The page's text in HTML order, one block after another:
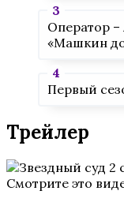
Оператор
«Машкин
Первый
Трейлер
Смотрите это